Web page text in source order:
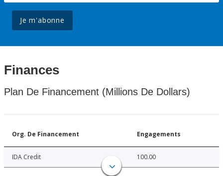
Je m'abonne
Finances
Plan De Financement (Millions De Dollars)
Org. De Financement Engagements
IDA Credit 100.00